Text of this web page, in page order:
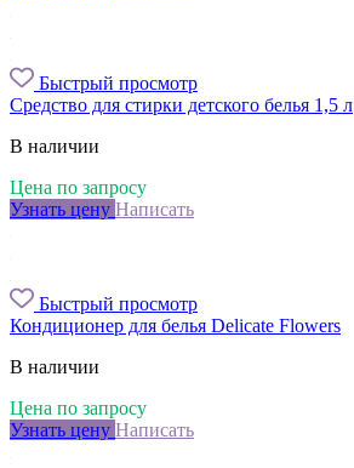
Быстрый просмотр
Средство для стирки детского белья 1,5 л
В наличии
Цена по запросу
Узнать цену Написать
Быстрый просмотр
Кондиционер для белья Delicate Flowers
В наличии
Цена по запросу
Узнать цену Написать